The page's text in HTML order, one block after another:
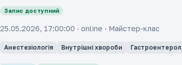
Запис доступний
25.05.2026, 17:00:00 · online · Майстер-клас
Анестезіологія Внутрішні хвороби